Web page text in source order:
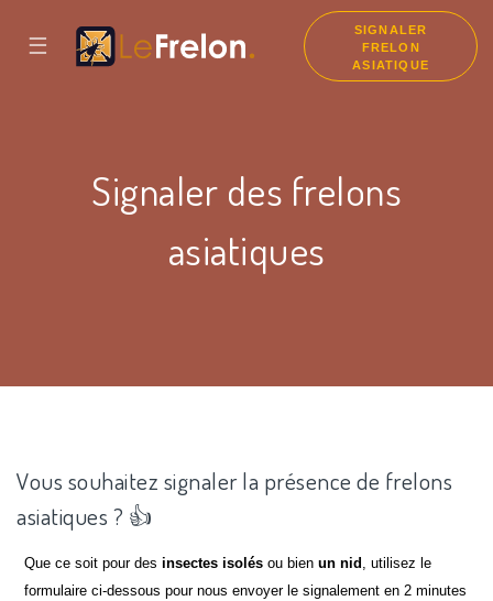
☰
SIGNALER
FRELON
ASIATIQUE
Signaler des frelons
asiatiques
Vous souhaitez signaler la présence de frelons
asiatiques ? 👍
Que ce soit pour desinsectes isolés ou bienun nid , utilisez le
formulaire ci-dessous pour nous envoyer le signalement en 2 minutes